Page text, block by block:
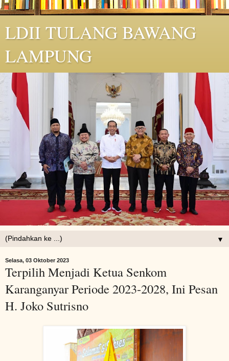
LDII TULANG BAWANG
LAMPUNG
▼
Selasa, 03 Oktober 2023
Terpilih Menjadi Ketua Senkom
Karanganyar Periode 2023-2028, Ini Pesan
H. Joko Sutrisno